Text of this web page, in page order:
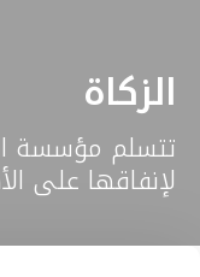
الزكاة
تتسلم مؤسسة
لإنفاقها على